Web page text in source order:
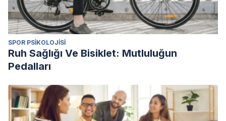
SPOR PSIKOLOJISI
Ruh Sağlığı Ve Bisiklet: Mutluluğun
Pedalları